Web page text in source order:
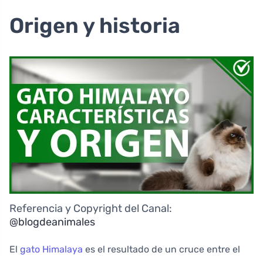
Origen y historia
Referencia y Copyright del Canal:
@blogdeanimales
El gato Himalaya es el resultado de un cruce entre el